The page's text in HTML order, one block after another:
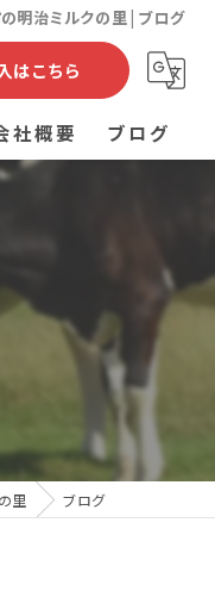
明治ミルクの里 | ブログ
はこちら
社概要 ブログ
里 ブログ